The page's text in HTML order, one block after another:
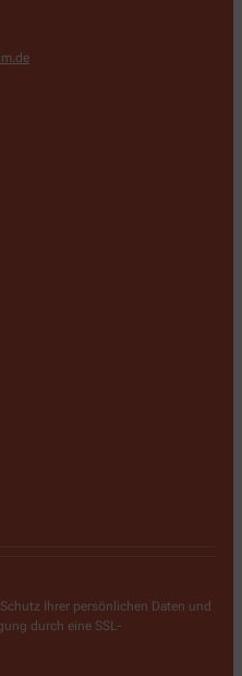
Ihrer persönlichen Daten und
durch eine SSL-